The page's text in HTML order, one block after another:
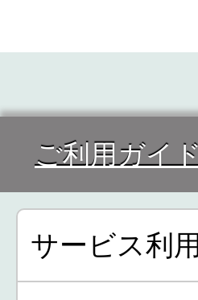
ご利用ガイド
サービス利